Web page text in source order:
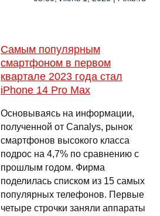
Самым популярным
смартфоном в первом
квартале 2023 года стал
iPhone 14 Pro Max
Основываясь на информации,
полученной от Canalys, рынок
смартфонов высокого класса
подрос на 4,7% по сравнению с
прошлым годом. Фирма
поделилась списком из 15 самых
популярных телефонов. Первые
четыре строчки заняли аппараты